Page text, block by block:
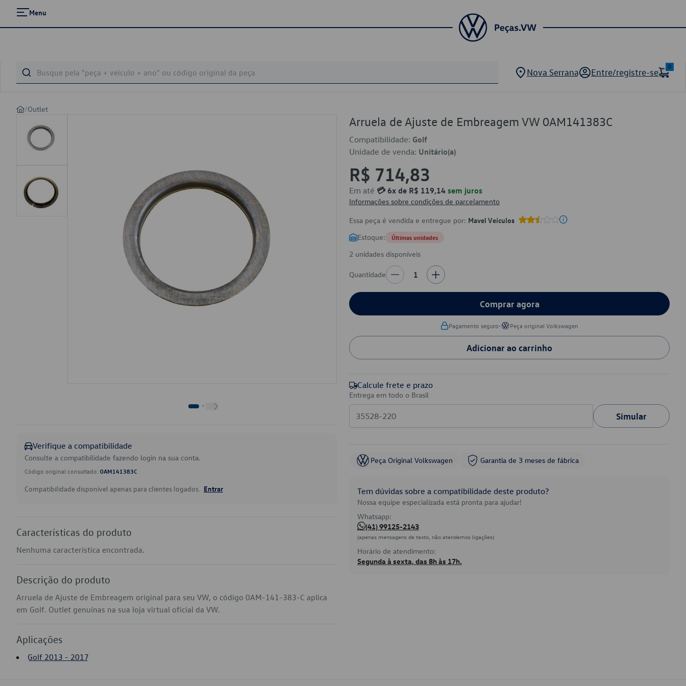
Menu
Nova Serrana Entre/registre-se
0
/Outlet
Verifique a compatibilidade
Consulte a compatibilidade fazendo login na sua conta.
Código original consultado: 0AM141383C
Compatibilidade disponível apenas para clientes logados. Entrar
Características do produto
Nenhuma característica encontrada.
Descrição do produto
Arruela de Ajuste de Embreagem original para seu VW, o código 0AM-141-383-C aplica
em Golf. Outlet genuínas na sua loja virtual oficial da VW.
Aplicações
Golf 2013 - 2017
Arruela de Ajuste de Embreagem VW 0AM141383C
Compatibilidade: Golf
Unidade de venda: Unitário(a)
R$ 714,83
Em até 💳 6x de R$ 119,14 sem juros
Informações sobre condições de parcelamento
Essa peça é vendida e entregue por: Mavel Veículos
Estoque: Últimas unidades
2 unidades disponíveis
Quantidade 1
Comprar agora
Pagamento seguro• Peça original Volkswagen
Adicionar ao carrinho
Calcule frete e prazo
Entrega em todo o Brasil
Simular
Peça Original Volkswagen Garantia de 3 meses de fábrica
Tem dúvidas sobre a compatibilidade deste produto?
Nossa equipe especializada está pronta para ajudar!
Whatsapp:
(41) 99125-2143
(apenas mensagens de texto, não atendemos ligações)
Horário de atendimento:
Segunda à sexta, das 8h às 17h.